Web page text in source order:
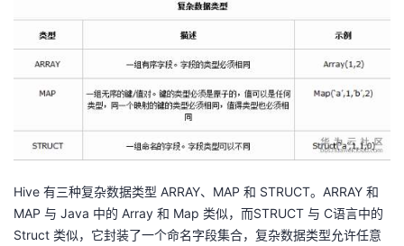
Hive 有三种复杂数据类型 ARRAY、MAP 和 STRUCT。ARRAY 和
MAP 与 Java 中的 Array 和 Map 类似，而STRUCT 与 C语言中的
Struct 类似，它封装了一个命名字段集合，复杂数据类型允许任意